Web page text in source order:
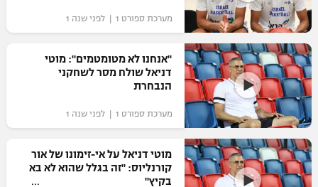
VOD
רץ ברשת
ליגיונרים
גביע המדינה
נבחרת ישראל
מכבי חיפה
בית"ר ירושלים
מכבי תל אביב
ליגה אנגלית
ליגה גרמנית
ליגה ספרדית
ליגה איטלקית
ליגה צרפתית
ליגת ווינר סל
ליגה לאומית
כדורסל נשים
מכבי תל אביב
הפועל חולון
הפועל ירושלים
כדורסל עולמי
NBA
יורוליג
יורוקאפ
ענפים נוספים
טניס
כדוריד
כדורעף
מערכת ספורט 1 | לפני שנה 1
"אנחנו לא מטומטמים": מוטי
דניאל שולח מסר לשחקני
הנבחרת
מערכת ספורט 1 | לפני שנה 1
מוטי דניאל על אי-זימונו של אור
קורנליוס: "זה בגלל שהוא לא בא
בקיץ"